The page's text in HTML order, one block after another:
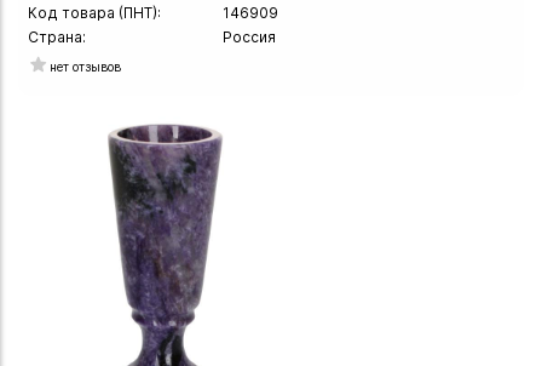
Код товара (ПНТ):
146909
Страна:
Россия
нет отзывов